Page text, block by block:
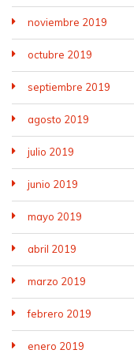
noviembre 2019
octubre 2019
septiembre 2019
agosto 2019
julio 2019
junio 2019
mayo 2019
abril 2019
marzo 2019
febrero 2019
enero 2019